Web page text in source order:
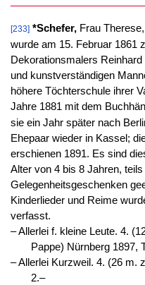
[233] *Schefer,Frau
wurde am 15. Februar 1861
Dekorationsmalers
und kunstverständigen
höhere Töchterschule ihrer
Jahre 1881 mit dem
sie ein Jahr später nach
Ehepaar wieder in Kassel;
erschienen 1891. Es sind
Alter von 4 bis 8 Jahren,
Gelegenheitsgeschenken
Kinderlieder und Reime
verfasst.
‒ Allerlei f. kleine Leute. 4.
Pappe) Nürnberg 1897,
‒ Allerlei Kurzweil. 4. (26 m.
2.–